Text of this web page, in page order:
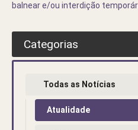
balnear e/ou interdição
Categorias
Todas as Notícias
Atualidade